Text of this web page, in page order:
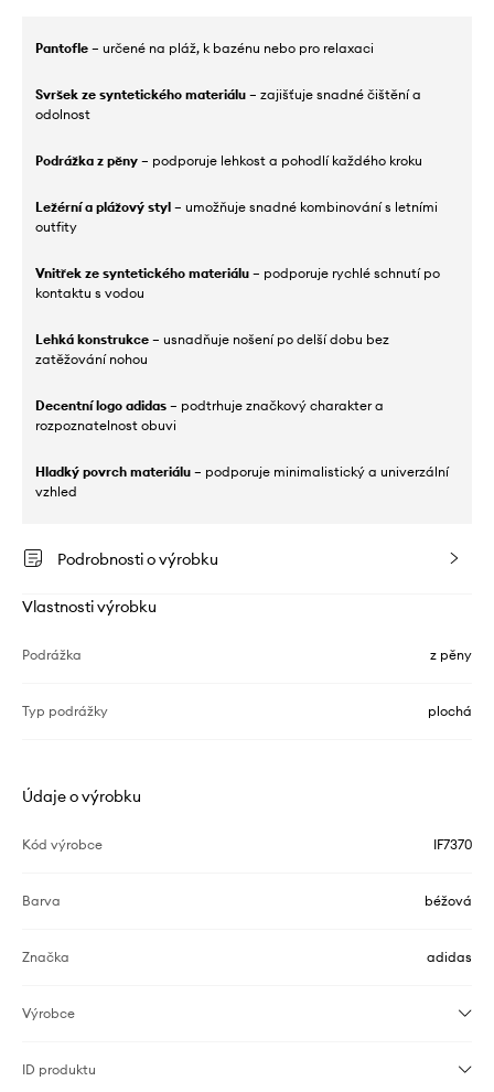
Pantofle – určené na pláž, k bazénu nebo pro relaxaci
Svršek ze syntetického materiálu – zajišťuje snadné čištění a
odolnost
Podrážka z pěny – podporuje lehkost a pohodlí každého kroku
Ležérní a plážový styl – umožňuje snadné kombinování s letními
outfity
Vnitřek ze syntetického materiálu – podporuje rychlé schnutí po
kontaktu s vodou
Lehká konstrukce – usnadňuje nošení po delší dobu bez
zatěžování nohou
Decentní logo adidas – podtrhuje značkový charakter a
rozpoznatelnost obuvi
Hladký povrch materiálu – podporuje minimalistický a univerzální
vzhled
Podrobnosti o výrobku
Vlastnosti výrobku
Podrážka z pěny
Typ podrážky plochá
Údaje o výrobku
Kód výrobce IF7370
Barva béžová
Značka adidas
Výrobce
ID produktu